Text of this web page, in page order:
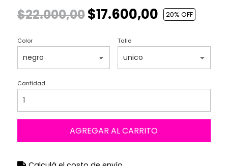
$22.000,00$17.600,00 20% OFF
Color Talle
Cantidad
AGREGAR AL CARRITO